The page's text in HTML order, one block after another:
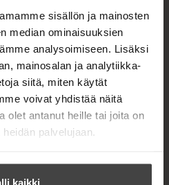
sisällön ja mainosten
median ominaisuuksien
analysoimiseen. Lisäksi
mainosalan ja analytiikka-
siitä, miten käytät
voivat yhdistää näitä
olet antanut heille tai joita on
palvelujaan.
kaikki